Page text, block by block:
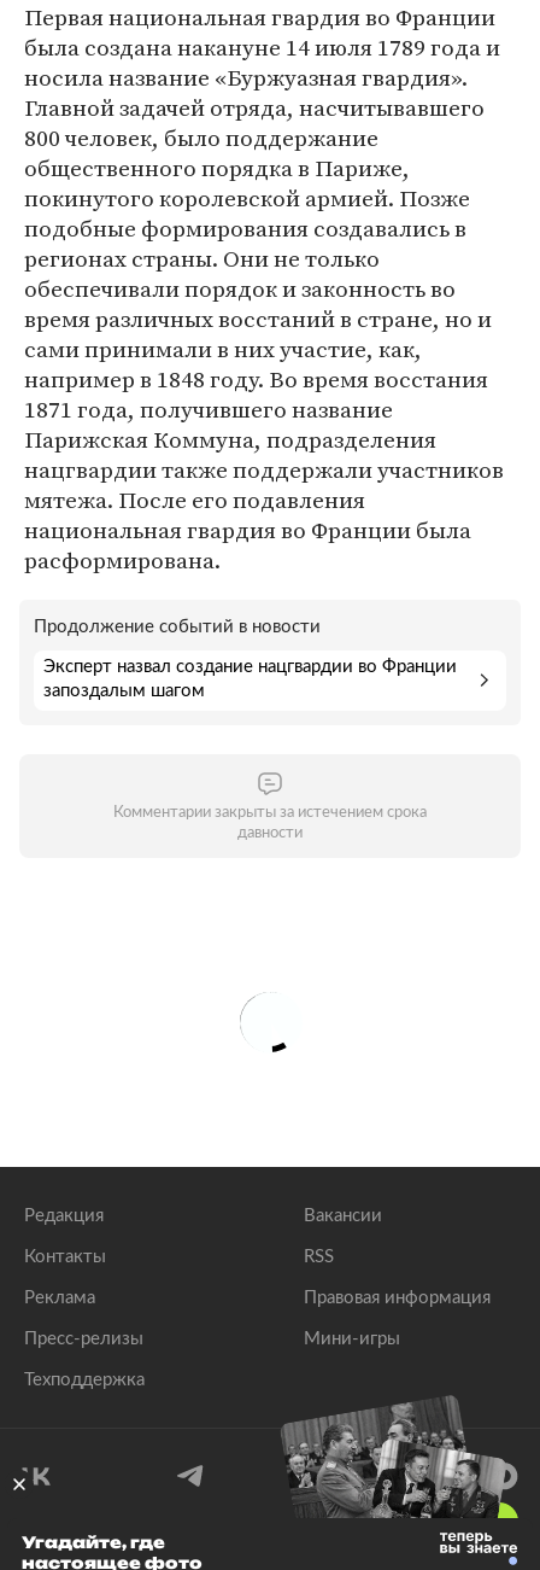
Первая национальная гвардия во Франции
была создана накануне 14 июля 1789 года и
носила название «Буржуазная гвардия».
Главной задачей отряда, насчитывавшего
800 человек, было поддержание
общественного порядка в Париже,
покинутого королевской армией. Позже
подобные формирования создавались в
регионах страны. Они не только
обеспечивали порядок и законность во
время различных восстаний в стране, но и
сами принимали в них участие, как,
например в 1848 году. Во время восстания
1871 года, получившего название
Парижская Коммуна, подразделения
нацгвардии также поддержали участников
мятежа. После его подавления
национальная гвардия во Франции была
расформирована.
Продолжение событий в новости
Эксперт назвал создание нацгвардии во Франции
запоздалым шагом
Комментарии закрыты за истечением срока
давности
Редакция
Контакты
Реклама
Пресс-релизы
Техподдержка
Вакансии
RSS
Правовая информация
Мини-игры
© 1999–2026 Все права защищены.
Угадайте, где
настоящее фото